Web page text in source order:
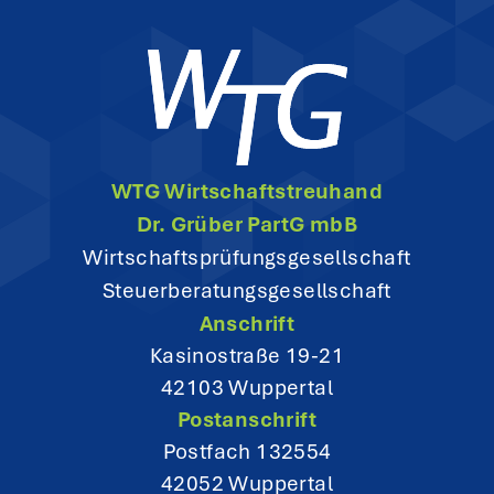
WTG Wirtschaftstreuhand
Dr. Grüber PartG mbB
Wirtschaftsprüfungsgesellschaft
Steuerberatungsgesellschaft
Anschrift
Kasinostraße 19-21
42103 Wuppertal
Postanschrift
Postfach 132554
42052 Wuppertal